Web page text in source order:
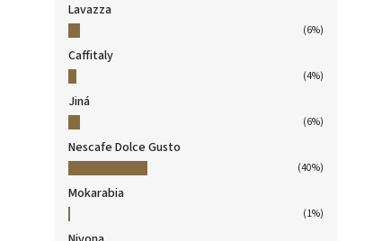
Lavazza
(6%)
Caffitaly
(4%)
Jiná
(6%)
Nescafe Dolce Gusto
(40%)
Mokarabia
(1%)